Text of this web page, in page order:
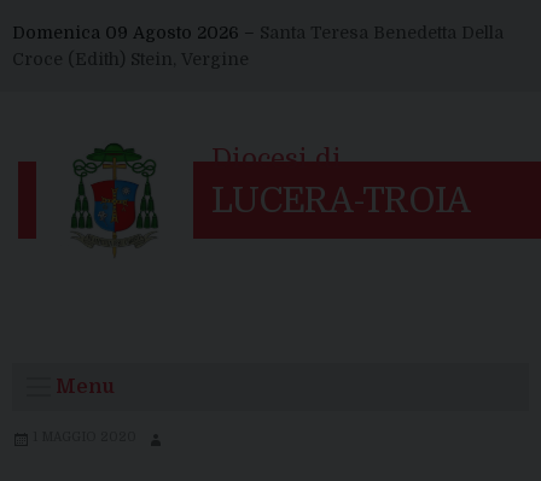
to
content
Domenica 09 Agosto 2026 – Santa Teresa Benedetta Della
Croce (Edith) Stein, Vergine
Menu